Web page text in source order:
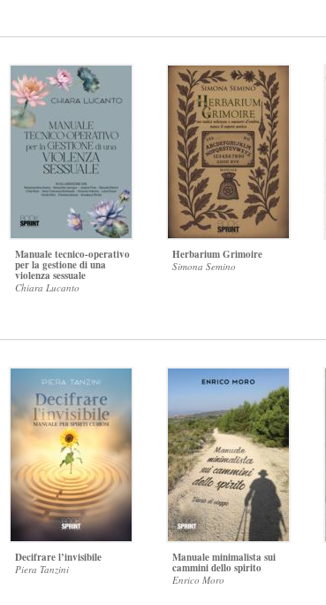
Manuale tecnico-operativo
per la gestione di una
violenza sessuale
Chiara Lucanto
Herbarium Grimoire
Simona Semino
Decifrare l’invisibile
Piera Tanzini
Manuale minimalista sui
cammini dello spirito
Enrico Moro